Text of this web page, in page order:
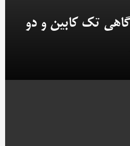
تک کابین و دو